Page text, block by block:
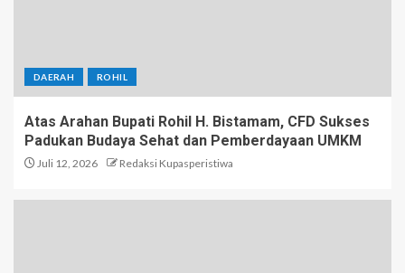
DAERAH ROHIL
Atas Arahan Bupati Rohil H. Bistamam, CFD Sukses
Padukan Budaya Sehat dan Pemberdayaan UMKM
Juli 12, 2026 Redaksi Kupasperistiwa